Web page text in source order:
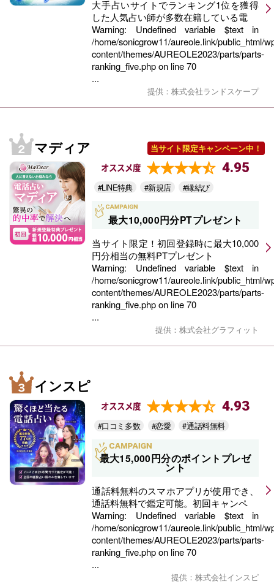
大手占いサイトでランキング1位を獲得
した人気占い師が多数在籍している電
Warning: Undefined variable $text in
/home/sonicgrow11/aureole.link/public_html/
content/themes/AUREOLE2023/parts/parts-
ranking_five.phpon line70
...
提供：株式会社ランドスケープ
マディア 当サイト限定キャンペーン中！
オススメ度 4.95
#LINE特典 #新規店 #縁結び
最大10,000円分PTプレゼント
当サイト限定！初回登録時に最大10,000
円分相当の無料PTプレゼント
Warning: Undefined variable $text in
/home/sonicgrow11/aureole.link/public_html/
content/themes/AUREOLE2023/parts/parts-
ranking_five.phpon line70
...
提供：株式会社グラフィット
インスピ
オススメ度 4.93
#口コミ多数 #恋愛 #通話料無料
最大15,000円分のポイントプレゼ
ント
通話料無料のスマホアプリが使用でき、
通話料無料で鑑定可能。初回キャンペ
Warning: Undefined variable $text in
/home/sonicgrow11/aureole.link/public_html/
content/themes/AUREOLE2023/parts/parts-
ranking_five.phpon line70
...
提供：株式会社インスピ